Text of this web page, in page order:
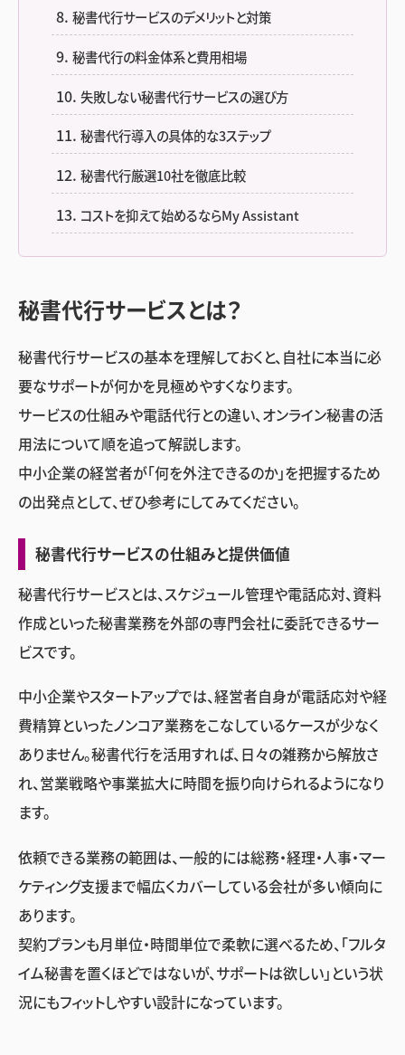
秘書代行サービスのデメリットと対策
秘書代行の料金体系と費用相場
失敗しない秘書代行サービスの選び方
秘書代行導入の具体的な3ステップ
秘書代行厳選10社を徹底比較
コストを抑えて始めるならMy Assistant
秘書代行サービスとは？
秘書代行サービスの基本を理解しておくと、自社に本当に必
要なサポートが何かを見極めやすくなります。
サービスの仕組みや電話代行との違い、オンライン秘書の活
用法について順を追って解説します。
中小企業の経営者が「何を外注できるのか」を把握するため
の出発点として、ぜひ参考にしてみてください。
秘書代行サービスの仕組みと提供価値
秘書代行サービスとは、スケジュール管理や電話応対、資料
作成といった秘書業務を外部の専門会社に委託できるサー
ビスです。
中小企業やスタートアップでは、経営者自身が電話応対や経
費精算といったノンコア業務をこなしているケースが少なく
ありません。秘書代行を活用すれば、日々の雑務から解放さ
れ、営業戦略や事業拡大に時間を振り向けられるようになり
ます。
依頼できる業務の範囲は、一般的には総務・経理・人事・マー
ケティング支援まで幅広くカバーしている会社が多い傾向に
あります。
契約プランも月単位・時間単位で柔軟に選べるため、「フルタ
イム秘書を置くほどではないが、サポートは欲しい」という状
況にもフィットしやすい設計になっています。